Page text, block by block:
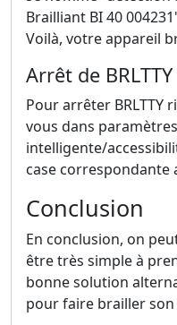
Brailliant BI 40
Voilà, votre appareil
Arrêt de BRLTTY
Pour arrêter BRLTTY
vous dans
intelligente/
case correspondante
Conclusion
En conclusion, on
être très simple à
bonne solution
pour faire brailler